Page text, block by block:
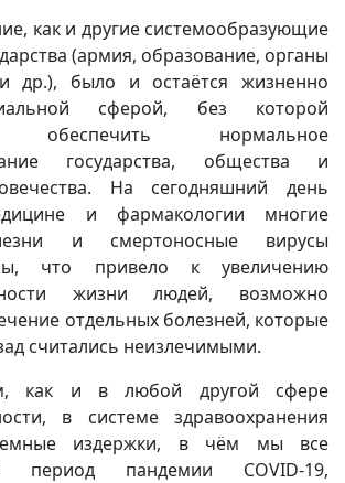
как и другие системообразующие
(армия, образование, органы
др.), было и остаётся жизненно
сферой, без которой
обеспечить нормальное
государства, общества и
На сегодняшний день
и фармакологии многие
и смертоносные вирусы
что привело к увеличению
жизни людей, возможно
отдельных болезней, которые
считались неизлечимыми.
как и в любой другой сфере
в системе здравоохранения
издержки, в чём мы все
период пандемии COVID-19,